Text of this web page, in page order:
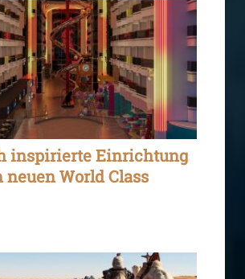
inspirierte Einrichtung
World Class